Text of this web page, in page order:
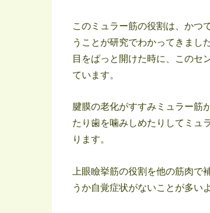
このミュラー筋の役割は、かつ
うことが研究でわかってきました
目をぱっと開けた時に、このセ
ています。
腱膜の老化がすすみミュラー筋
たり歯を噛みしめたりしてミュ
ります。
上眼瞼挙筋の役割を他の筋肉
うか自覚症状がないことが多い